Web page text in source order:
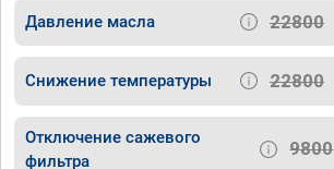
Давление масла 22800
Снижение температуры 22800
Отключение сажевого
фильтра
9800